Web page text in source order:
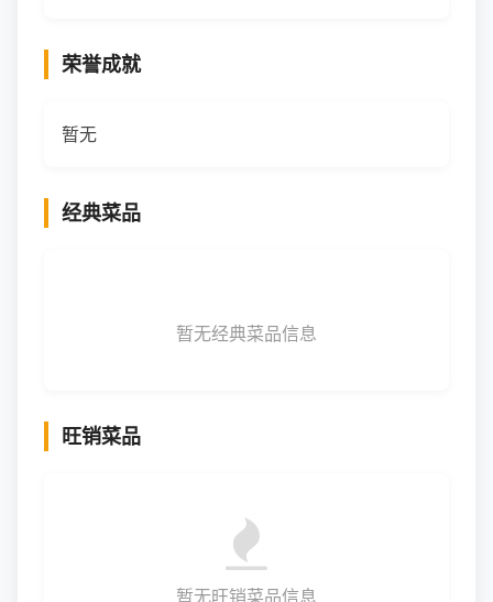
荣誉成就
暂无
经典菜品
暂无经典菜品信息
旺销菜品
暂无旺销菜品信息